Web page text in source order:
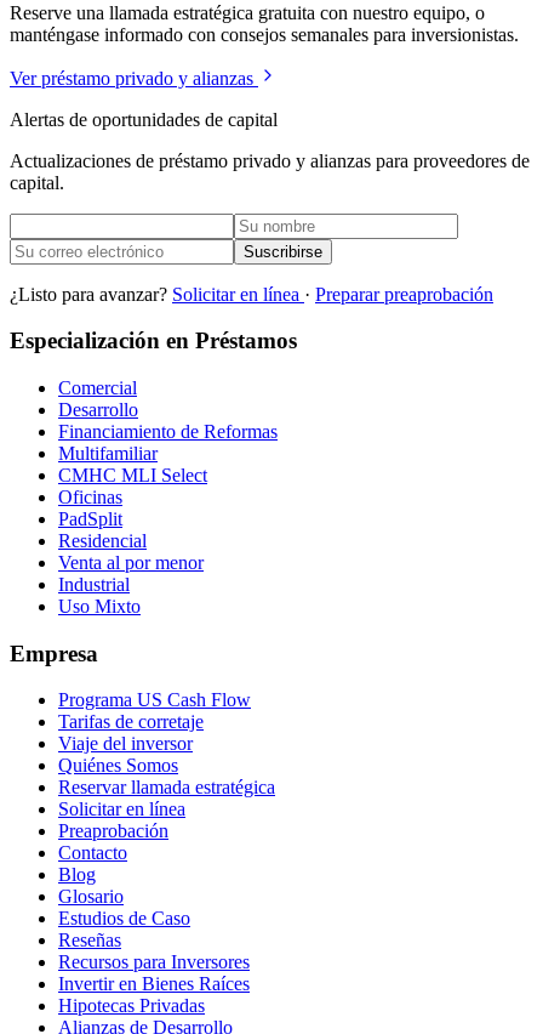
Reserve una llamada estratégica gratuita con nuestro equipo, o
manténgase informado con consejos semanales para inversionistas.
Ver préstamo privado y alianzas
Alertas de oportunidades de capital
Actualizaciones de préstamo privado y alianzas para proveedores de
capital.
Suscribirse
¿Listo para avanzar? Solicitar en línea · Preparar preaprobación
Especialización en Préstamos
Comercial
Desarrollo
Financiamiento de Reformas
Multifamiliar
CMHC MLI Select
Oficinas
PadSplit
Residencial
Venta al por menor
Industrial
Uso Mixto
Empresa
Programa US Cash Flow
Tarifas de corretaje
Viaje del inversor
Quiénes Somos
Reservar llamada estratégica
Solicitar en línea
Preaprobación
Contacto
Blog
Glosario
Estudios de Caso
Reseñas
Recursos para Inversores
Invertir en Bienes Raíces
Hipotecas Privadas
Alianzas de Desarrollo